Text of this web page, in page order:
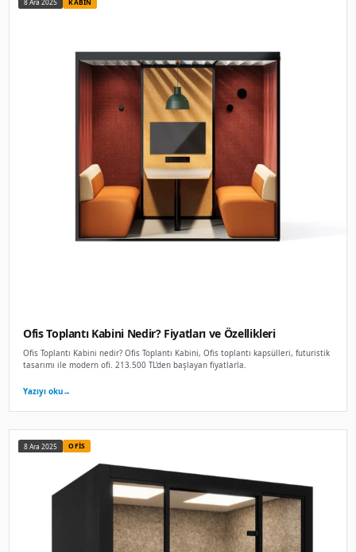
Ses yalıtımlı Kabin nedir? Ses yalıtımlı Kabin, Ses
ses yalıtım performansı . 113.000 TL'den başlayan
AKUSTIK